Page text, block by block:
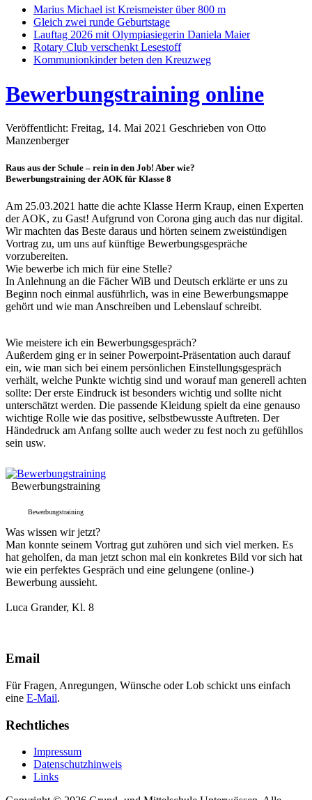
Marius Michael ist Kreismeister über 800 m
Gleich zwei runde Geburtstage
Lauftag 2026 mit Olympiasiegerin Daniela Maier
Rotary Club verschenkt Lesestoff
Kommunionkinder beten den Kreuzweg
Bewerbungstraining online
Veröffentlicht: Freitag, 14. Mai 2021 Geschrieben von Otto
Manzenberger
Raus aus der Schule – rein in den Job! Aber wie?
Bewerbungstraining der AOK für Klasse 8
Am 25.03.2021 hatte die achte Klasse Herrn Kraup, einen Experten
der AOK, zu Gast! Aufgrund von Corona ging auch das nur digital.
Wir machten das Beste daraus und hörten seinem zweistündigen
Vortrag zu, um uns auf künftige Bewerbungsgespräche
vorzubereiten.
Wie bewerbe ich mich für eine Stelle?
In Anlehnung an die Fächer WiB und Deutsch erklärte er uns zu
Beginn noch einmal ausführlich, was in eine Bewerbungsmappe
gehört und wie man Anschreiben und Lebenslauf schreibt.
Wie meistere ich ein Bewerbungsgespräch?
Außerdem ging er in seiner Powerpoint-Präsentation auch darauf
ein, wie man sich bei einem persönlichen Einstellungsgespräch
verhält, welche Punkte wichtig sind und worauf man generell achten
sollte: Der erste Eindruck ist besonders wichtig und sollte nicht
unterschätzt werden. Die passende Kleidung spielt da eine genauso
wichtige Rolle wie das positive, selbstbewusste Auftreten. Der
Händedruck am Anfang sollte auch weder zu fest noch zu gefühllos
sein usw.
Bewerbungstraining
Bewerbungstraining
Was wissen wir jetzt?
Man konnte seinem Vortrag gut zuhören und sich viel merken. Es
hat geholfen, da man jetzt schon mal ein konkretes Bild vor sich hat
wie ein perfektes Gespräch und eine gelungene (online-)
Bewerbung aussieht.
Luca Grander, Kl. 8
Email
Für Fragen, Anregungen, Wünsche oder Lob schickt uns einfach
eine E-Mail.
Rechtliches
Impressum
Datenschutzhinweis
Links